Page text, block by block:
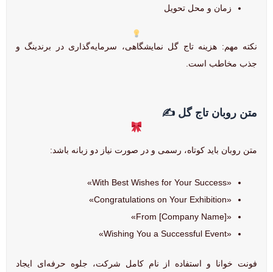
زمان و محل تحویل
نکته مهم: هزینه تاج گل نمایشگاهی، سرمایه‌گذاری در برندینگ و
جذب مخاطب است.
متن روبان تاج گل ✍
متن روبان باید کوتاه، رسمی و در صورت نیاز دو زبانه باشد:
«With Best Wishes for Your Success»
«Congratulations on Your Exhibition»
«From [Company Name]»
«Wishing You a Successful Event»
فونت خوانا و استفاده از نام کامل شرکت، جلوه حرفه‌ای ایجاد